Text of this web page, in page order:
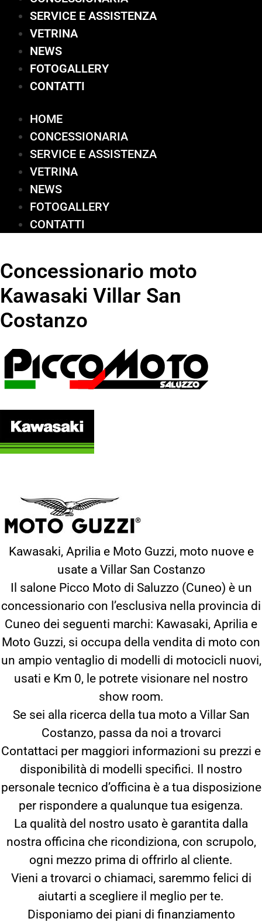
SERVICE E ASSISTENZA
VETRINA
NEWS
FOTOGALLERY
CONTATTI
HOME
CONCESSIONARIA
SERVICE E ASSISTENZA
VETRINA
NEWS
FOTOGALLERY
CONTATTI
Concessionario moto
Kawasaki Villar San
Costanzo
Kawasaki, Aprilia e Moto Guzzi, moto nuove e
usate a Villar San Costanzo
Il salone Picco Moto di Saluzzo (Cuneo) è un
concessionario con l’esclusiva nella provincia di
Cuneo dei seguenti marchi: Kawasaki, Aprilia e
Moto Guzzi, si occupa della vendita di moto con
un ampio ventaglio di modelli di motocicli nuovi,
usati e Km 0, le potrete visionare nel nostro
show room.
Se sei alla ricerca della tua moto a Villar San
Costanzo, passa da noi a trovarci
Contattaci per maggiori informazioni su prezzi e
disponibilità di modelli specifici. Il nostro
personale tecnico d’officina è a tua disposizione
per rispondere a qualunque tua esigenza.
La qualità del nostro usato è garantita dalla
nostra officina che ricondiziona, con scrupolo,
ogni mezzo prima di offrirlo al cliente.
Vieni a trovarci o chiamaci, saremmo felici di
aiutarti a scegliere il meglio per te.
Disponiamo dei piani di finanziamento